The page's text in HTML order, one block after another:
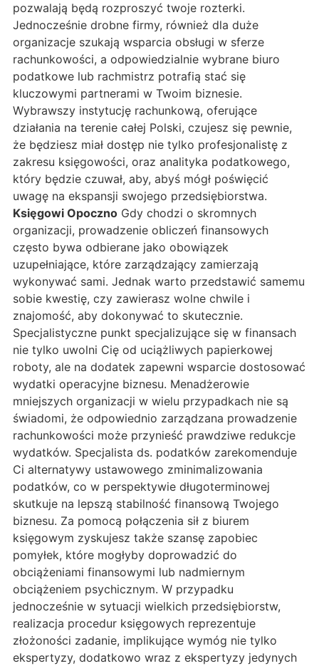
pozwalają będą rozproszyć twoje rozterki.
Jednocześnie drobne firmy, również dla duże
organizacje szukają wsparcia obsługi w sferze
rachunkowości, a odpowiedzialnie wybrane biuro
podatkowe lub rachmistrz potrafią stać się
kluczowymi partnerami w Twoim biznesie.
Wybrawszy instytucję rachunkową, oferujące
działania na terenie całej Polski, czujesz się pewnie,
że będziesz miał dostęp nie tylko profesjonalistę z
zakresu księgowości, oraz analityka podatkowego,
który będzie czuwał, aby, abyś mógł poświęcić
uwagę na ekspansji swojego przedsiębiorstwa.
Księgowi Opoczno Gdy chodzi o skromnych
organizacji, prowadzenie obliczeń finansowych
często bywa odbierane jako obowiązek
uzupełniające, które zarządzający zamierzają
wykonywać sami. Jednak warto przedstawić samemu
sobie kwestię, czy zawierasz wolne chwile i
znajomość, aby dokonywać to skutecznie.
Specjalistyczne punkt specjalizujące się w finansach
nie tylko uwolni Cię od uciążliwych papierkowej
roboty, ale na dodatek zapewni wsparcie dostosować
wydatki operacyjne biznesu. Menadżerowie
mniejszych organizacji w wielu przypadkach nie są
świadomi, że odpowiednio zarządzana prowadzenie
rachunkowości może przynieść prawdziwe redukcje
wydatków. Specjalista ds. podatków zarekomenduje
Ci alternatywy ustawowego zminimalizowania
podatków, co w perspektywie długoterminowej
skutkuje na lepszą stabilność finansową Twojego
biznesu. Za pomocą połączenia sił z biurem
księgowym zyskujesz także szansę zapobiec
pomyłek, które mogłyby doprowadzić do
obciążeniami finansowymi lub nadmiernym
obciążeniem psychicznym. W przypadku
jednocześnie w sytuacji wielkich przedsiębiorstw,
realizacja procedur księgowych reprezentuje
złożoności zadanie, implikujące wymóg nie tylko
ekspertyzy, dodatkowo wraz z ekspertyzy jedynych